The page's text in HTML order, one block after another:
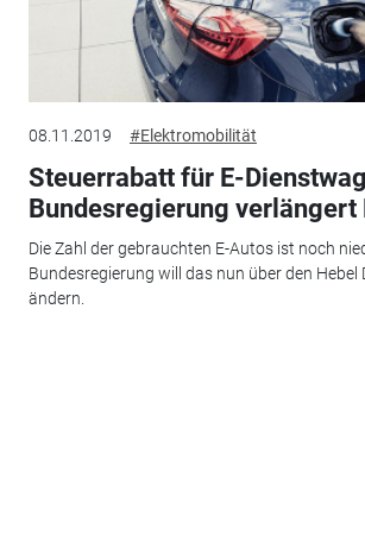
08.11.2019 #Elektromobilität
Steuerrabatt für E-
Bundesregierung verlängert
Die Zahl der gebrauchten E-Autos ist noch
Bundesregierung will das nun über den
ändern.